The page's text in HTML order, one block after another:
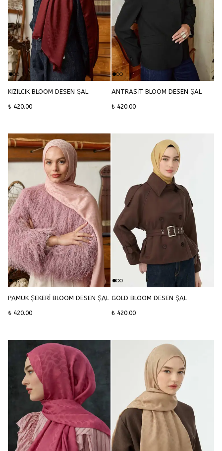
KIZILCIK BLOOM DESEN ŞAL
₺ 420.00
ANTRASİT BLOOM DESEN ŞAL
₺ 420.00
PAMUK ŞEKERİ BLOOM DESEN ŞAL
₺ 420.00
GOLD BLOOM DESEN ŞAL
₺ 420.00